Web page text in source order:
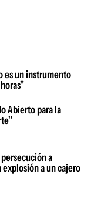
es un instrumento
Abierto para la
a
explosión a un cajero